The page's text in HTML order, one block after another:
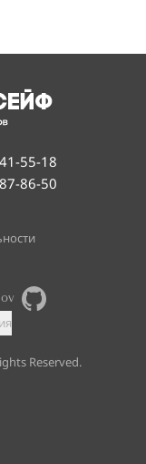
55-18
86-50
Reserved.